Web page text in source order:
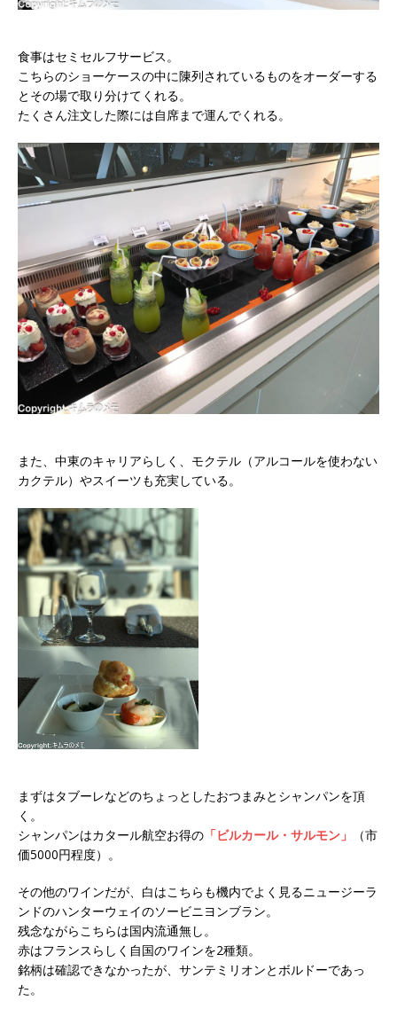
食事はセミセルフサービス。
こちらのショーケースの中に陳列されているものをオーダーする
とその場で取り分けてくれる。
たくさん注文した際には自席まで運んでくれる。
また、中東のキャリアらしく、モクテル（アルコールを使わない
カクテル）やスイーツも充実している。
まずはタブーレなどのちょっとしたおつまみとシャンパンを頂
く。
シャンパンはカタール航空お得の 「ビルカール・サルモン」
（市
価5000円程度）。
その他のワインだが、白はこちらも機内でよく見るニュージーラ
ンドのハンターウェイのソービニヨンブラン。
残念ながらこちらは国内流通無し。
赤はフランスらしく自国のワインを2種類。
銘柄は確認できなかったが、サンテミリオンとボルドーであっ
た。